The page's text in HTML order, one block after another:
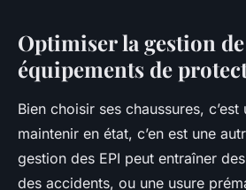
Optimiser la gestion
équipements de
Bien choisir ses chaussures,
maintenir en état, c’en est une
gestion des EPI peut entraîner
des accidents, ou une usure